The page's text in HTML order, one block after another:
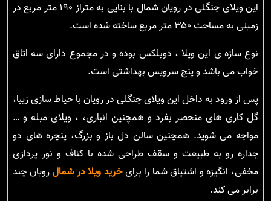
این ویلای جنگلی در رویان شمال با بنایی به متراز ۱۹۰ متر مربع در
زمینی به مساحت ۳۵۰ متر مربع ساخته شده است.
نوع سازه ی این ویلا ، دوبلکس بوده و در مجموع دارای سه اتاق
خواب می باشد و پنج سرویس بهداشتی است.
پس از ورود به داخل این ویلای جنگلی در رویان با حیاط سازی زیبا،
گل کاری های منحصر بفرد و همچنین انباری، ، ویلای مبله و …
مواجه می شوید. همچنین سالن دل باز و بزرگ، پنچره های دو
جداره رو به طبیعت و سقف طراحی شده با کناف و نور پردازی
مخفی، انگیزه و اشتیاق شما را برایخرید ویلا در شمالرویان چند
برابر می کند.